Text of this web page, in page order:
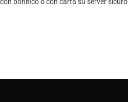
bonifico o con carta su server sicuro